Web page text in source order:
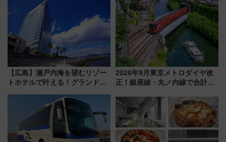
よりスタート
放的な車内空間に注目、デビュ
ーは9月
【広島】瀬戸内海を望むリゾー
トホテルで叶える！グランドプ
ディング＆カジュアルパーティ
ープラン
2026年9月東京メトロダイヤ改
正！銀座線・丸ノ内線で合計
待